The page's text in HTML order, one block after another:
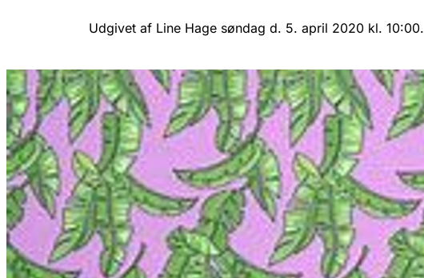
Udgivet af Line Hage søndag d. 5. april 2020 kl. 10:00.